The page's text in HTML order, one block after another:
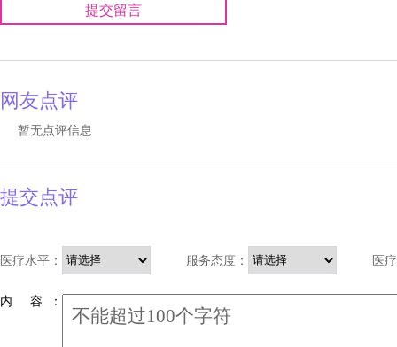
提交留言
网友点评
暂无点评信息
提交点评
医疗水平： 服务态度： 医
内 容 ：